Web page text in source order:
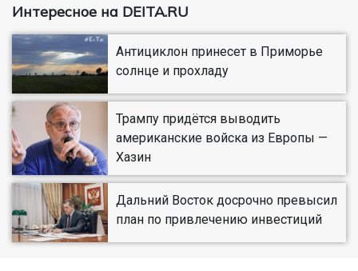
Интересное на DEITA.RU
Антициклон принесет в Приморье
солнце и прохладу
Трампу придётся выводить
американские войска из Европы —
Хазин
Дальний Восток досрочно превысил
план по привлечению инвестиций